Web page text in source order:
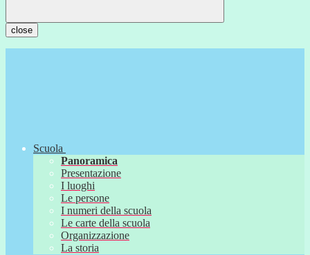
close
Scuola
Panoramica
Presentazione
I luoghi
Le persone
I numeri della scuola
Le carte della scuola
Organizzazione
La storia